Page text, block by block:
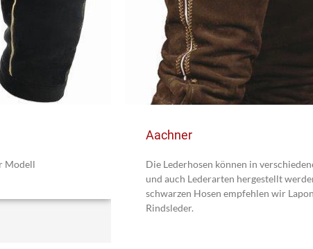
Modell
Aachner
Die Lederhosen können in
und auch Lederarten hergestellt
schwarzen Hosen empfehlen wir
Rindsleder.